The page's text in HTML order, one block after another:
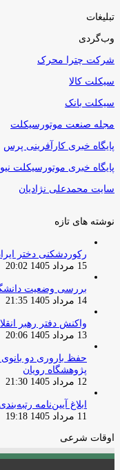
تبلیغات
وب‌گردی
شرکت چترا محرک
سیکلت کالا
سیکلت بانک
مجله صنعت موتورسیکلت
پایگاه خبری کارآفرینی پرس
پایگاه خبری موتورسیکلت
سایت محمدعلی نژادیان
نوشته های تازه
رکوردشکنی دختر
15 مرداد 1405 20:02
بررسی وضعیت
14 مرداد 1405 21:35
واکنش دفتر رهبر
13 مرداد 1405 20:06
حفظ باروری دو
پژوهشگاه رویان
12 مرداد 1405 21:30
ابلاغ آیین‌نامه
11 مرداد 1405 19:18
اوقات شرعی